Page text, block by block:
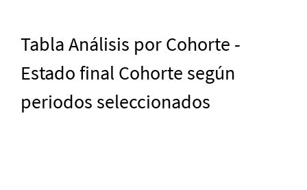
Tabla Análisis por Cohorte -
Estado final Cohorte según
periodos seleccionados